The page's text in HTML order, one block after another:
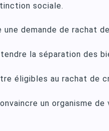
sociale.
demande de rachat
la séparation des
éligibles au rachat de
un organisme